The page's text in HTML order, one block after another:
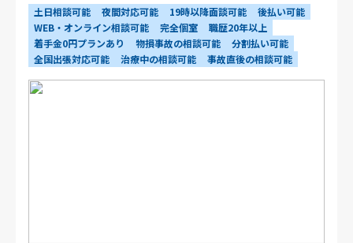
土日相談可能 夜間対応可能 19時以降面談可能
後払い可能
WEB・オンライン相談可能
完全個室
職歴20年以上
着手金0円プランあり
物損事故の相談可能
分割払い可能
全国出張対応可能
治療中の相談可能 事故直後の相談可能